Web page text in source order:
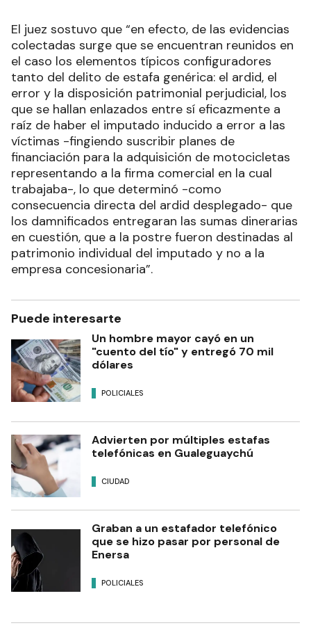
El juez sostuvo que “en efecto, de las evidencias
colectadas surge que se encuentran reunidos en
el caso los elementos típicos configuradores
tanto del delito de estafa genérica: el ardid, el
error y la disposición patrimonial perjudicial, los
que se hallan enlazados entre sí eficazmente a
raíz de haber el imputado inducido a error a las
víctimas -fingiendo suscribir planes de
financiación para la adquisición de motocicletas
representando a la firma comercial en la cual
trabajaba-, lo que determinó -como
consecuencia directa del ardid desplegado- que
los damnificados entregaran las sumas dinerarias
en cuestión, que a la postre fueron destinadas al
patrimonio individual del imputado y no a la
empresa concesionaria”.
Puede interesarte
Un hombre mayor cayó en un
"cuento del tío" y entregó 70 mil
dólares
POLICIALES
Advierten por múltiples estafas
telefónicas en Gualeguaychú
CIUDAD
Graban a un estafador telefónico
que se hizo pasar por personal de
Enersa
POLICIALES